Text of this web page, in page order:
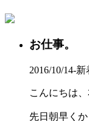
お仕事。
2016/10/14-新
こんにちは、
先日朝早く